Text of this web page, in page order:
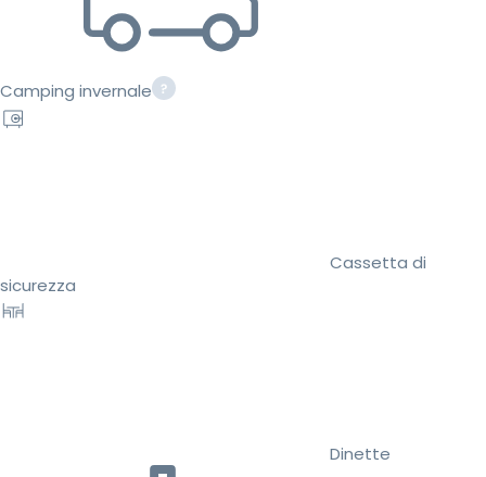
Camping invernale
Cassetta di
sicurezza
Dinette